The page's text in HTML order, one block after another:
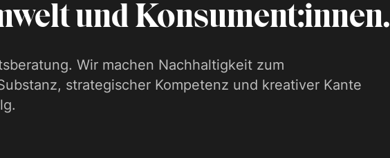
und Konsument:innen.
Wir machen Nachhaltigkeit zum
strategischer Kompetenz und kreativer Kante